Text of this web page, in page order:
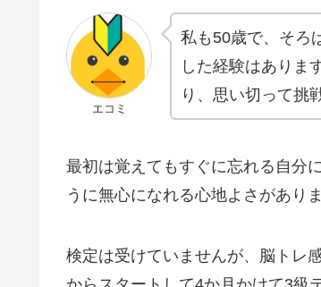
エコミ
私も50歳で、そろ
した経験はありま
り、思い切って挑戦
最初は覚えてもすぐに忘れる自分
うに無心になれる心地よさがありま
検定は受けていませんが、脳トレ